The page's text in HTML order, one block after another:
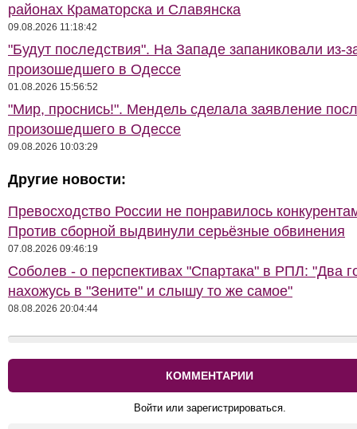
районах Краматорска и Славянска
09.08.2026 11:18:42
"Будут последствия". На Западе запаниковали из-
произошедшего в Одессе
01.08.2026 15:56:52
"Мир, проснись!". Мендель сделала заявление
произошедшего в Одессе
09.08.2026 10:03:29
Другие новости:
Превосходство России не понравилось
Против сборной выдвинули серьёзные обвинения
07.08.2026 09:46:19
Соболев - о перспективах "Спартака" в РПЛ: "Два
нахожусь в "Зените" и слышу то же самое"
08.08.2026 20:04:44
КОММЕНТАРИИ
Войти или зарегистрироваться.